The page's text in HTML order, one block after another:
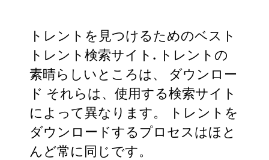
トレントを見つけるためのベスト
トレント検索サイト. トレントの
素晴らしいところは、 ダウンロー
ド それらは、使用する検索サイト
によって異なります。 トレントを
ダウンロードするプロセスはほと
んど常に同じです。